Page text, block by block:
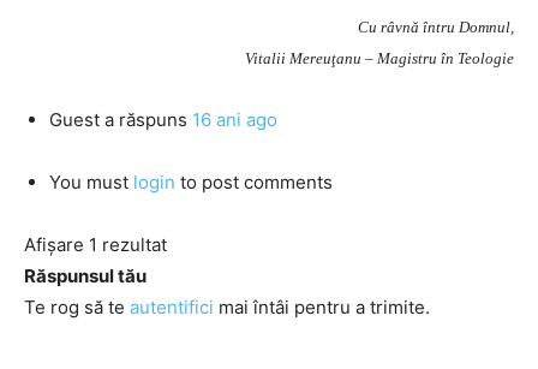
Cu râvnă întru Domnul,
Vitalii Mereuţanu – Magistru în Teologie
Guest a răspuns 16 ani ago
You must login to post comments
Afișare 1 rezultat
Răspunsul tău
Te rog să te autentifici mai întâi pentru a trimite.